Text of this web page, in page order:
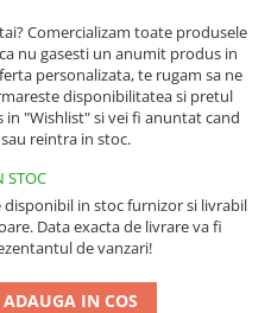
Comercializam toate produsele
nu gasesti un anumit produs in
personalizata, te rugam sa ne
disponibilitatea si pretul
"Wishlist" si vei fi anuntat cand
reintra in stoc.
STOC
disponibil in stoc furnizor si livrabil
Data exacta de livrare va fi
de vanzari!
ADAUGA IN COS